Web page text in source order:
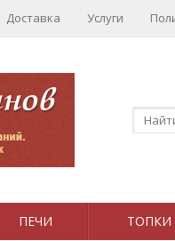
Доставка Услуги
ПЕЧИ ТОПКИ